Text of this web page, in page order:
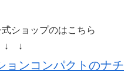
ショップのはこちら
↓ ↓
ョンコンパクトのナチ